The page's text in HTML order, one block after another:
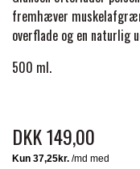
PREMIER
PREMIER
fremhæver
overflade og en naturlig
500 ml.
DKK 149,00